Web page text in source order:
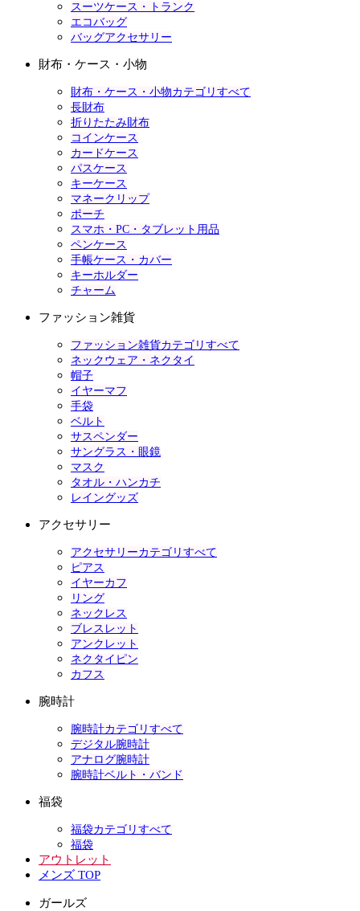
スーツケース・トランク
エコバッグ
バッグアクセサリー
財布・ケース・小物
財布・ケース・小物カテゴリすべて
長財布
折りたたみ財布
コインケース
カードケース
パスケース
キーケース
マネークリップ
ポーチ
スマホ・PC・タブレット用品
ペンケース
手帳ケース・カバー
キーホルダー
チャーム
ファッション雑貨
ファッション雑貨カテゴリすべて
ネックウェア・ネクタイ
帽子
イヤーマフ
手袋
ベルト
サスペンダー
サングラス・眼鏡
マスク
タオル・ハンカチ
レイングッズ
アクセサリー
アクセサリーカテゴリすべて
ピアス
イヤーカフ
リング
ネックレス
ブレスレット
アンクレット
ネクタイピン
カフス
腕時計
腕時計カテゴリすべて
デジタル腕時計
アナログ腕時計
腕時計ベルト・バンド
福袋
福袋カテゴリすべて
福袋
アウトレット
メンズ TOP
ガールズ